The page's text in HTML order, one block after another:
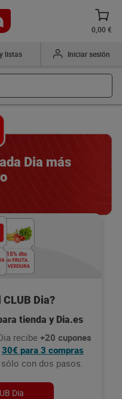
0,00 €
listas Iniciar sesión
Dia más
Dia?
tienda y Dia.es
recibe +20 cupones
30€ para 3 compras
con dos pasos.
Dia